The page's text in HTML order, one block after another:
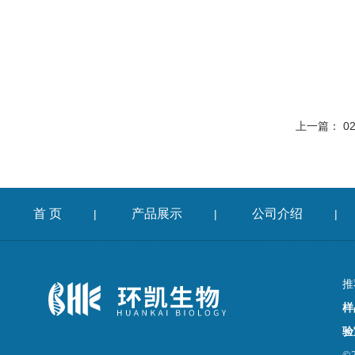
上一篇：
首 页 | 产品展示 | 公司介绍 |